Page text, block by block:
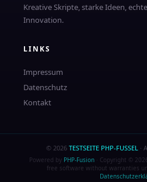
Kreative Skripte, starke Ideen,
Innovation.
LINKS
Impressum
Datenschutz
Kontakt
© 2026 TESTSEITE PHP-FUSSEL·
Powered by PHP-Fusion · Copyright ©
free software without warranties